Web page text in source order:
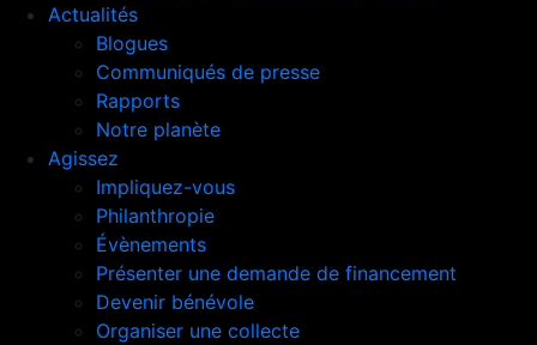
Actualités
Blogues
Communiqués de presse
Rapports
Notre planète
Agissez
Impliquez-vous
Philanthropie
Évènements
Présenter une demande de financement
Devenir bénévole
Organiser une collecte